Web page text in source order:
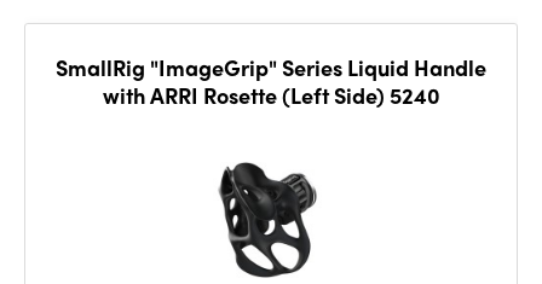
SmallRig "ImageGrip" Series Liquid Handle
with ARRI Rosette (Left Side) 5240